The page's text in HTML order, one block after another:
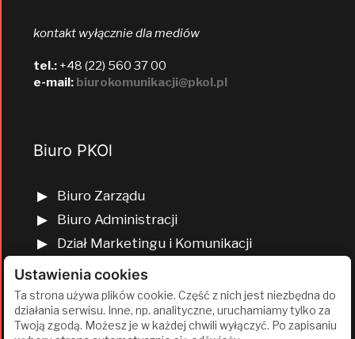
kontakt wyłącznie dla mediów
tel.: +48 (22) 560 37 00
e-mail: biurokomunikacji@pkol.pl
Biuro PKOl
Biuro Zarządu
Biuro Administracji
Dział Marketingu i Komunikacji
Dział Edukacji Olimpijskiej
Dział Finansów i Kadr
Dział Projektów Olimpijskich
Ustawienia cookies
Ta strona używa plików cookie. Część z nich jest niezbędna do
działania serwisu. Inne, np. analityczne, uruchamiamy tylko za
Twoją zgodą. Możesz je w każdej chwili wyłączyć. Po zapisaniu